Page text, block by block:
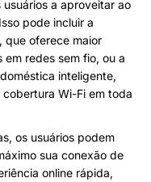
a aproveitar ao
pode incluir a
que oferece maior
redes sem fio, ou a
inteligente,
Wi-Fi em toda
os usuários podem
sua conexão de
online rápida,